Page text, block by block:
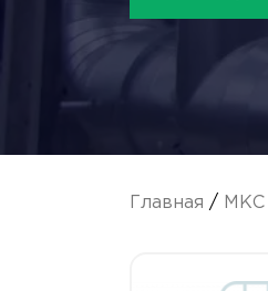
Главная / МКС